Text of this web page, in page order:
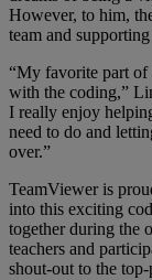
However, to him,
team and
“My favorite part of
with the coding,”
I really enjoy
need to do and
over.”
TeamViewer is
into this exciting
together during the
teachers and
shout-out to the